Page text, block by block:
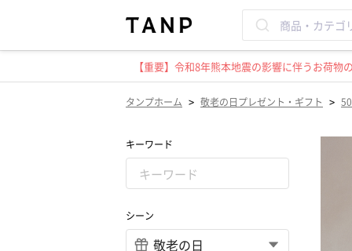
【重要】令和8年熊本地震の影響に伴うお荷
タンプホーム > 敬老の日プレゼント・ギフト >
キーワード
シーン